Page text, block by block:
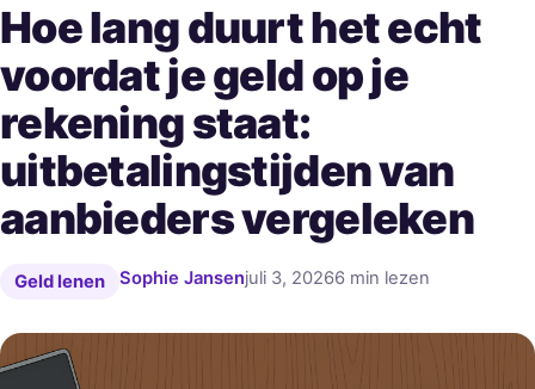
Hoe lang duurt het echt
voordat je geld op je
rekening staat:
uitbetalingstijden van
aanbieders vergeleken
Geld lenen Sophie Jansenjuli 3, 20266 min lezen